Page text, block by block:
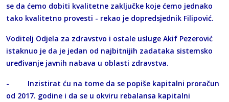
se da ćemo dobiti kvalitetne zaključke koje ćemo jednako
tako kvalitetno provesti - rekao je dopredsjednik Filipović.
Voditelj Odjela za zdravstvo i ostale usluge Akif Pezerović
istaknuo je da je jedan od najbitnijih zadataka sistemsko
uređivanje javnih nabava u oblasti zdravstva.
- Inzistirat ću na tome da se popiše kapitalni proračun
od 2017. godine i da se u okviru rebalansa kapitalni